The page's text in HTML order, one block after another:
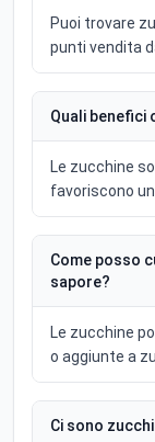
Puoi trovare
punti vendita
Quali benefici
Le zucchine
favoriscono
Come posso
sapore?
Le zucchine
o aggiunte a
Ci sono